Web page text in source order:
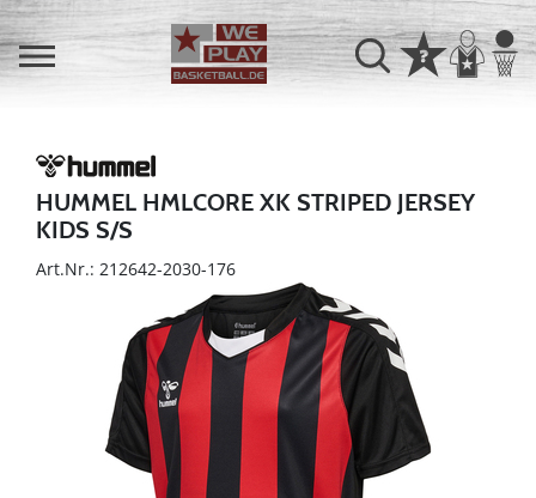
HUMMEL HMLCORE XK STRIPED JERSEY
KIDS S/S
Art.Nr.: 212642-2030-176